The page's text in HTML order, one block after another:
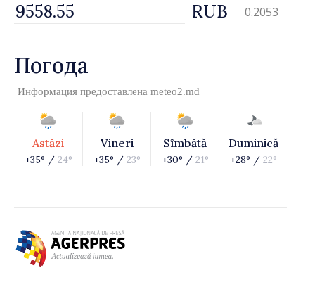
RUB 0.2053
Погода
Информация предоставлена meteo2.md
Astăzi
+35° / 24°
Vineri
+35° / 23°
Sîmbătă
+30° / 21°
Duminică
+28° / 22°